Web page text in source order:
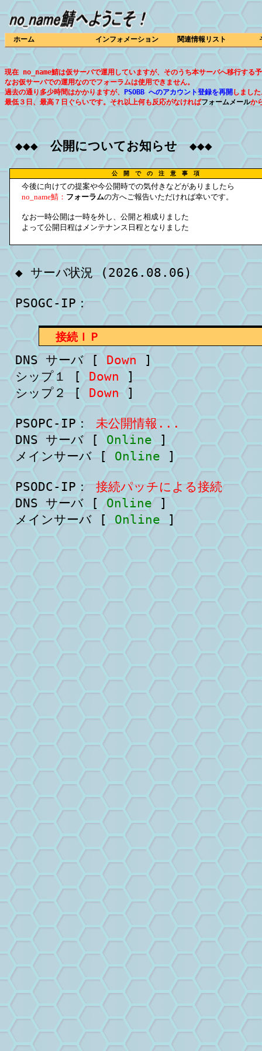
ホーム インフォメーション 関連情報リスト
現在 no_name鯖は仮サーバで運用していますが、そのうち本サーバへ移行する
なお仮サーバでの運用なのでフォーラムは使用できません。
過去の通り多少時間はかかりますが、 PSOBB へのアカウント登録を再開しまし
最低３日、最高７日ぐらいです。それ以上何も反応がなければフォームメールか